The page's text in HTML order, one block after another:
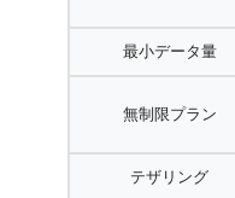
最小データ量
無制限プラン
テザリング